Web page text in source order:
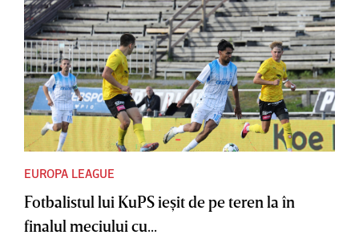
EUROPA LEAGUE
Fotbalistul lui KuPS ieşit de pe teren la în
finalul meciului cu...